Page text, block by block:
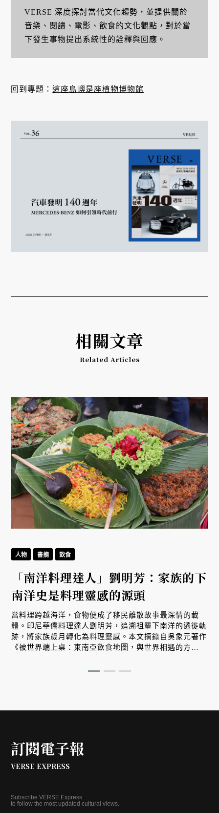
VERSE 深度探討當代文化趨勢，並提供關於
音樂、閱讀、電影、飲食的文化觀點，對於當
下發生事物提出系統性的詮釋與回應。
回到專題：這座島嶼是座植物博物館
相關文章
Related Articles
人物 書摘 飲食
「南洋料理達人」劉明芳：家族的下
南洋史是料理靈感的源頭
當料理跨越海洋，食物便成了移民離散故事最深情的載
體。印尼華僑料理達人劉明芳，追溯祖輩下南洋的遷徙軌
跡，將家族歲月轉化為料理靈感。本文摘錄自吳象元著作
《被世界端上桌：東南亞飲食地圖，與世界相遇的方
訂閱電子報
VERSE EXPRESS
Subscribe VERSE Express
to follow the most updated cultural views.